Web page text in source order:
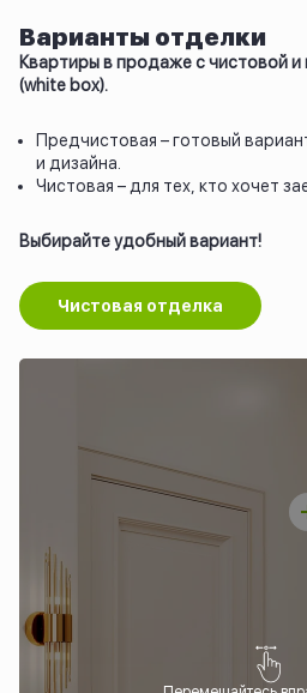
Варианты отделки
Квартиры в продаже с чистовой
(white box).
Предчистовая – готовый
и дизайна.
Чистовая – для тех, кто хочет
Выбирайте удобный вариант!
Чистовая отделка